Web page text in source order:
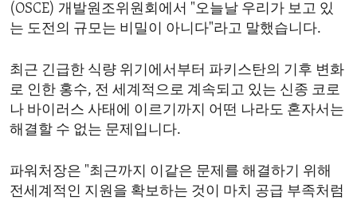
(OSCE) 개발원조위원회에서 "오늘날 우리가 보고 있
는 도전의 규모는 비밀이 아니다"라고 말했습니다.
최근 긴급한 식량 위기에서부터 파키스탄의 기후 변화
로 인한 홍수, 전 세계적으로 계속되고 있는 신종 코로
나 바이러스 사태에 이르기까지 어떤 나라도 혼자서는
해결할 수 없는 문제입니다.
파워처장은 "최근까지 이같은 문제를 해결하기 위해
전세계적인 지원을 확보하는 것이 마치 공급 부족처럼